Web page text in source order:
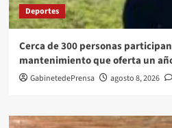
Deportes
Cerca de 300 personas
mantenimiento que oferta un
GabinetedePrensa agosto 8, 2026